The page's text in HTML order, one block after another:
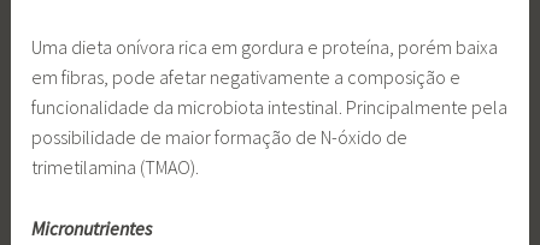
Uma dieta onívora rica em gordura e proteína, porém baixa
em fibras, pode afetar negativamente a composição e
funcionalidade da microbiota intestinal. Principalmente pela
possibilidade de maior formação de N-óxido de
trimetilamina (TMAO).
Micronutrientes